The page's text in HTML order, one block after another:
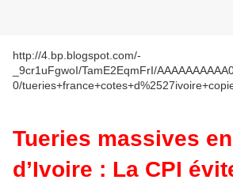
http://4.bp.blogspot.com/-
_9cr1uFgwoI/TamE2EqmFrI/
0/
Tueries massives
d’Ivoire : La CPI